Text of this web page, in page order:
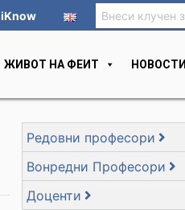
iKnow
ЖИВОТ НА ФЕИТ НОВОСТИ
Редовни професори
Вонредни Професори
Доценти